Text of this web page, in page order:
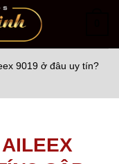
9019 ở đâu uy tín?